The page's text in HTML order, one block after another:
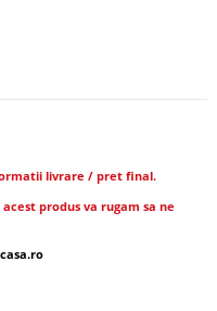
livrare / pret final.
produs va rugam sa ne